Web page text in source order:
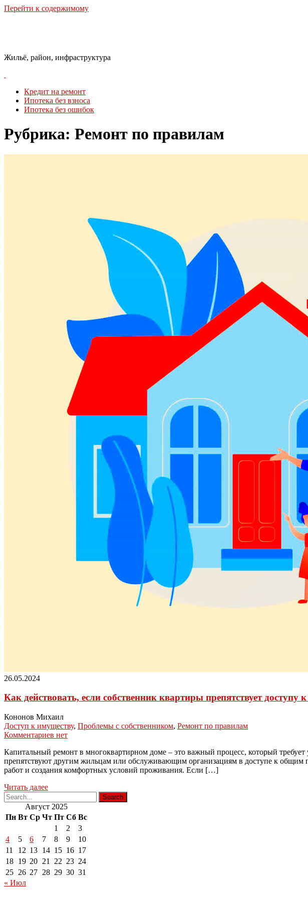
Перейти к содержимому
Жильё, район, инфраструктура
Кредит на ремонт
Ипотека без взноса
Ипотека без ошибок
Рубрика: Ремонт по правилам
26.05.2024
Как действовать, если собственник квартиры препятствует
Кононов Михаил
Доступ к имуществу, Проблемы с собственником, Ремонт по правилам
Комментариев нет
Капитальный ремонт в многоквартирном доме – это важный процесс, который
препятствуют другим жильцам или обслуживающим организациям в доступе к
работ и создания комфортных условий проживания. Если […]
Читать далее
Август 2025
Пн Вт Ср Чт Пт Сб Вс
1
2
3
4
5 6 7 8 9
10
11
12 13 14 15 16 17
18 19 20 21 22 23 24
25 26 27 28 29 30 31
« Июл